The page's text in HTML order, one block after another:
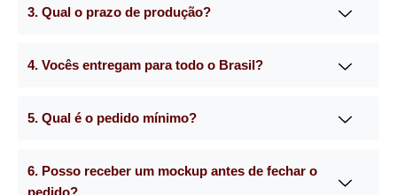
3. Qual o prazo de produção?
4. Vocês entregam para todo o Brasil?
5. Qual é o pedido mínimo?
6. Posso receber um mockup antes de fechar o